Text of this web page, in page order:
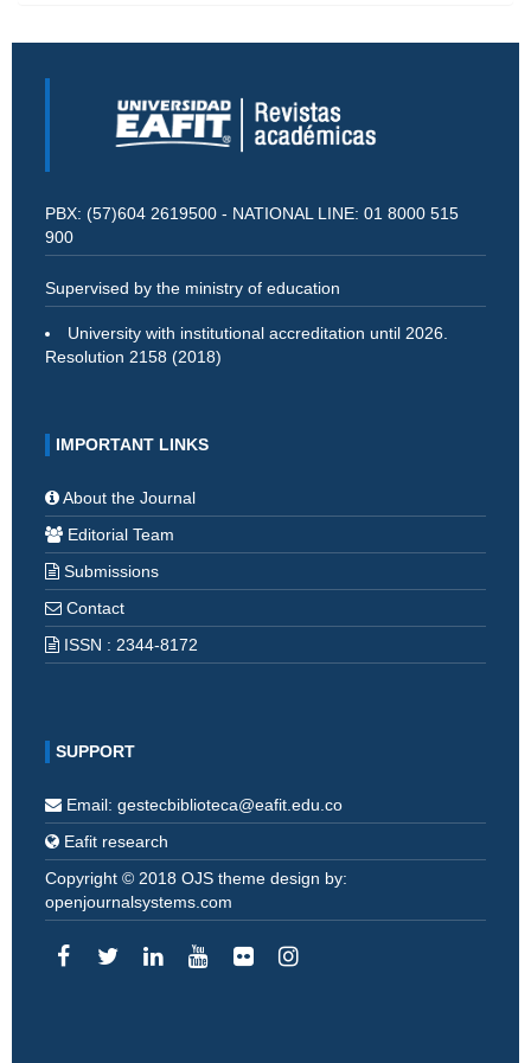
PBX: (57)604 2619500 - NATIONAL LINE: 01 8000 515
900
Supervised by the ministry of education
University with institutional accreditation until 2026.
Resolution 2158 (2018)
IMPORTANT LINKS
About the Journal
Editorial Team
Submissions
Contact
ISSN : 2344-8172
SUPPORT
Email: gestecbiblioteca@eafit.edu.co
Eafit research
Copyright © 2018 OJS theme design by:
openjournalsystems.com